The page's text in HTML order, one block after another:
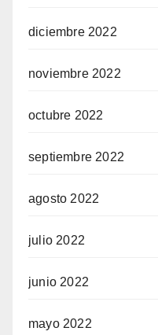
diciembre 2022
noviembre 2022
octubre 2022
septiembre 2022
agosto 2022
julio 2022
junio 2022
mayo 2022